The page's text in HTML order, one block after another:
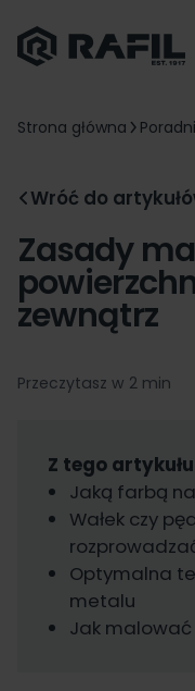
Strona główna
Wróć do
Zasady
zewnątrz
Przeczytasz w 2 min
Z tego
Jaką farbą
Wałek czy
Optymalna
metalu
Jak